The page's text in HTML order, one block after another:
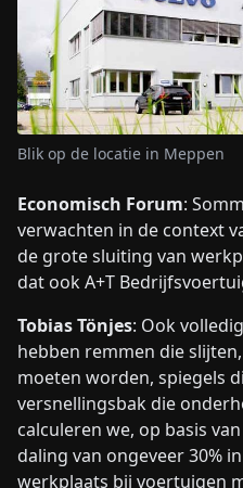
Blik op de locatie in Meppen
Economisch Forum:
verwachten in de context
de grote sluiting van
dat ook A+T
Tobias Tönjes: Ook
hebben remmen die
moeten worden, spiegels
versnellingsbak die
calculeren we, op basis
daling van ongeveer 30%
werkplaats bij voertuigen